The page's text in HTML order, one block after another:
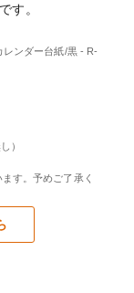
す。
レンダー台紙/黒 - R-
）
す。予めご了承く